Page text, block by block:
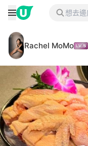
Rachel MoMo